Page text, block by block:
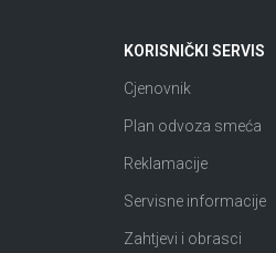
KORISNIČKI SERVIS
Cjenovnik
Plan odvoza smeća
Reklamacije
Servisne informacije
Zahtjevi i obrasci